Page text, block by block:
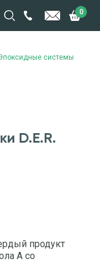
0
системы
D.E.R.
продукт
A со